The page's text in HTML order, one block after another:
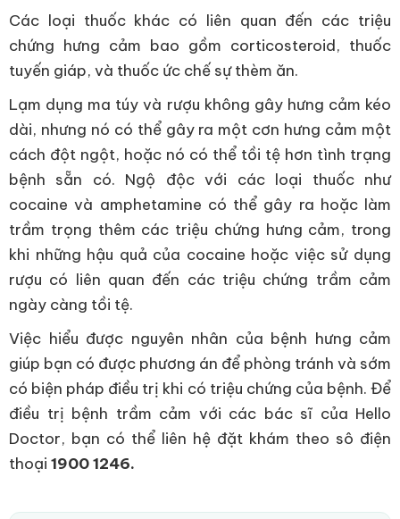
Các loại thuốc khác có liên quan đến các triệu
chứng hưng cảm bao gồm corticosteroid, thuốc
tuyến giáp, và thuốc ức chế sự thèm ăn.
Lạm dụng ma túy và rượu không gây hưng cảm kéo
dài, nhưng nó có thể gây ra một cơn hưng cảm một
cách đột ngột, hoặc nó có thể tồi tệ hơn tình trạng
bệnh sẵn có. Ngộ độc với các loại thuốc như
cocaine và amphetamine có thể gây ra hoặc làm
trầm trọng thêm các triệu chứng hưng cảm, trong
khi những hậu quả của cocaine hoặc việc sử dụng
rượu có liên quan đến các triệu chứng trầm cảm
ngày càng tồi tệ.
Việc hiểu được nguyên nhân của bệnh hưng cảm
giúp bạn có được phương án để phòng tránh và sớm
có biện pháp điều trị khi có triệu chứng của bệnh. Để
điều trị bệnh trầm cảm với các bác sĩ của Hello
Doctor, bạn có thể liên hệ đặt khám theo sô điện
thoại 1900 1246.